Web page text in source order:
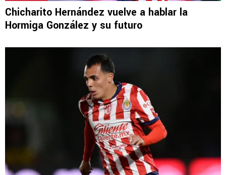
Chicharito Hernández vuelve a hablar la
Hormiga González y su futuro